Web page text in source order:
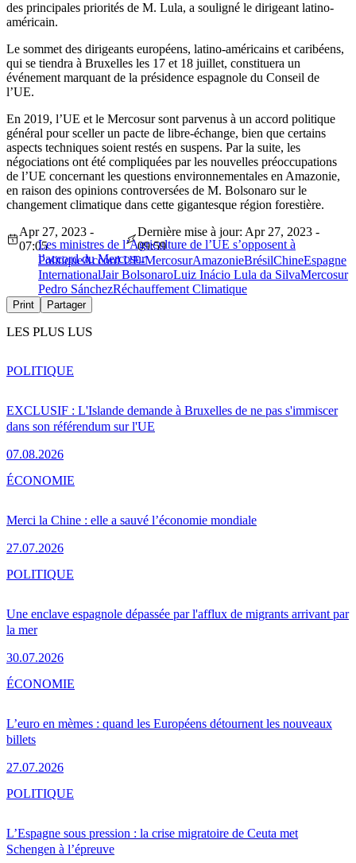
des principales priorités de M. Lula, a souligné le dirigeant latino-
américain.
Le sommet des dirigeants européens, latino-américains et caribéens,
qui se tiendra à Bruxelles les 17 et 18 juillet, constituera un
événement marquant de la présidence espagnole du Conseil de
l’UE.
En 2019, l’UE et le Mercosur sont parvenus à un accord politique
général pour sceller un pacte de libre-échange, bien que certains
aspects techniques soient restés en suspens. Par la suite, les
négociations ont été compliquées par les nouvelles préoccupations
de l’UE concernant les questions environnementales en Amazonie,
en raison des opinions controversées de M. Bolsonaro sur le
changement climatique dans cette gigantesque région forestière.
Les ministres de l’Agriculture de l’UE s’opposent à
l’accord du Mercosur
Apr 27, 2023 -
07:05
Dernière mise à jour: Apr 27, 2023 -
09:59
PolitiqueAccord UE-MercosurAmazonieBrésilChineEspagne
InternationalJair BolsonaroLuiz Inácio Lula da SilvaMercosur
Pedro SánchezRéchauffement Climatique
Print Partager
LES PLUS LUS
EXCLUSIF : L'Islande demande à Bruxelles de ne pas s'immiscer
dans son référendum sur l'UE
07.08.2026
POLITIQUE
Merci la Chine : elle a sauvé l’économie mondiale
27.07.2026
ÉCONOMIE
Une enclave espagnole dépassée par l'afflux de migrants arrivant par
la mer
30.07.2026
POLITIQUE
L’euro en mèmes : quand les Européens détournent les nouveaux
billets
27.07.2026
ÉCONOMIE
L’Espagne sous pression : la crise migratoire de Ceuta met
Schengen à l’épreuve
POLITIQUE